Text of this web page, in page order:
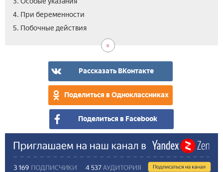
4. При беременности
5. Побочные действия
Рассказать ВКонтакте
Поделиться в Одноклассниках
Поделиться в Facebook